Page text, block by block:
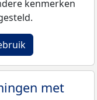
kenmerken
met